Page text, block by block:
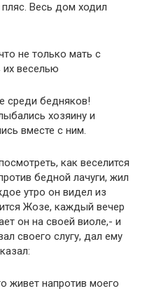
Весь дом ходил
не только мать с
веселью
среди бедняков!
хозяину и
вместе с ним.
как веселится
бедной лачуги, жил
утро он видел из
Жозе, каждый вечер
он на своей виоле,- и
своего слугу, дал ему
живет напротив моего